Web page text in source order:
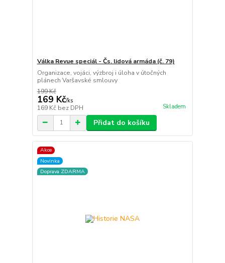
Válka Revue speciál - Čs. lidová armáda (č. 79)
Organizace, vojáci, výzbroj i úloha v útočných
plánech Varšavské smlouvy
199 Kč
169 Kč/ks
169 Kč bez DPH Skladem
Přidat do košíku
Akce
Novinka
Doprava ZDARMA